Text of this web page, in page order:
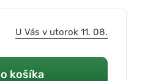
U Vás v utorok 11. 08.
košíka